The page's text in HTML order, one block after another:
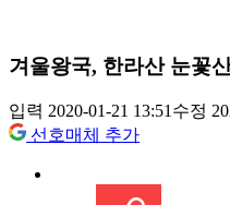
겨울왕국, 한라산 눈꽃
입력 2020-01-21 13:51수정
선호매체 추가